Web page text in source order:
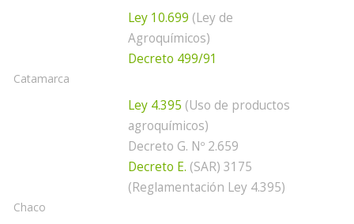
Ley 10.699 (Ley de
Agroquímicos)
Decreto 499/91
Catamarca
Ley 4.395 (Uso de productos
agroquímicos)
Decreto G. Nº 2.659
Decreto E. (SAR) 3175
(Reglamentación Ley 4.395)
Chaco